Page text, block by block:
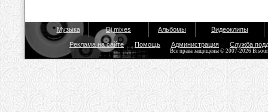
Музыка Dj mixes Альбомы Видеоклипы
Реклама на сайте Помощь Администрация Служба
Все права защищены © 2007-2026